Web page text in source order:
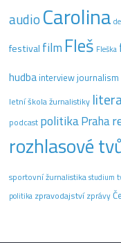
audio Carolina
festival film Fleš Fleška
hudba interview journalism
letní škola žurnalistiky
podcast politikaPraha
rozhlasové
sportovní žurnalistika studium
politika zpravodajstvízprávy